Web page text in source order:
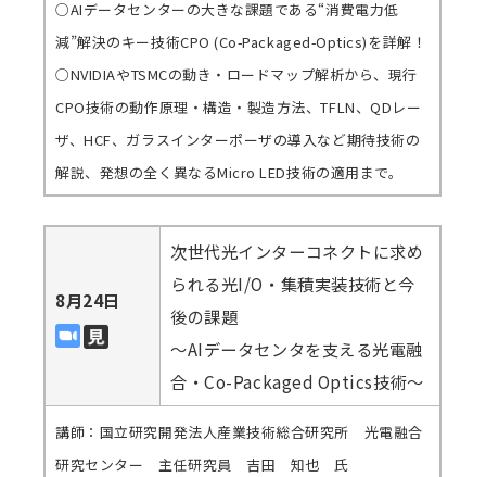
○AIデータセンターの大きな課題である“消費電力低
減”解決のキー技術CPO (Co-Packaged-Optics)を詳解！
○NVIDIAやTSMCの動き・ロードマップ解析から、現行
CPO技術の動作原理・構造・製造方法、TFLN、QDレー
ザ、HCF、ガラスインターポーザの導入など期待技術の
解説、発想の全く異なるMicro LED技術の適用まで。
8月24日
次世代光インターコネクトに求め
られる光I/O・集積実装技術と今
後の課題
～AIデータセンタを支える光電融
合・Co-Packaged Optics技術～
講師：国立研究開発法人産業技術総合研究所 光電融合
研究センター 主任研究員 吉田 知也 氏